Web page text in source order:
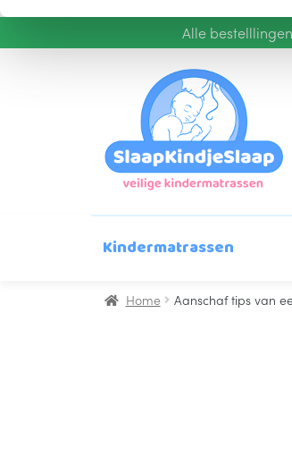
s
m
m
i
n
g
c
Alle bestelllingen
navigatie
inhoud
Kindermatrassen
Home Aanschaf tips van